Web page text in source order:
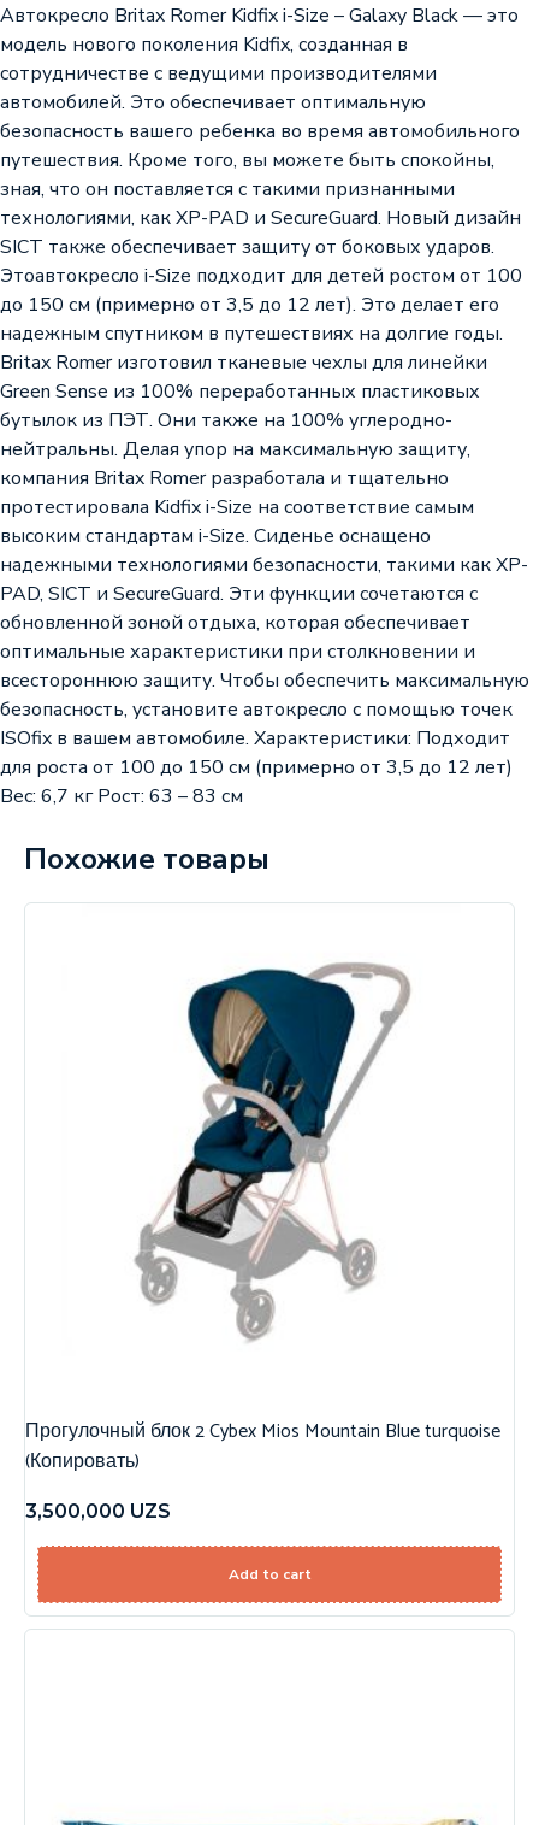
Автокресло Britax Romer Kidfix i-Size – Galaxy Black — это
модель нового поколения Kidfix, созданная в
сотрудничестве с ведущими производителями
автомобилей. Это обеспечивает оптимальную
безопасность вашего ребенка во время автомобильного
путешествия. Кроме того, вы можете быть спокойны,
зная, что он поставляется с такими признанными
технологиями, как XP-PAD и SecureGuard. Новый дизайн
SICT также обеспечивает защиту от боковых ударов.
Этоавтокресло i-Size подходит для детей ростом от 100
до 150 см (примерно от 3,5 до 12 лет). Это делает его
надежным спутником в путешествиях на долгие годы.
Britax Romer изготовил тканевые чехлы для линейки
Green Sense из 100% переработанных пластиковых
бутылок из ПЭТ. Они также на 100% углеродно-
нейтральны. Делая упор на максимальную защиту,
компания Britax Romer разработала и тщательно
протестировала Kidfix i-Size на соответствие самым
высоким стандартам i-Size. Сиденье оснащено
надежными технологиями безопасности, такими как XP-
PAD, SICT и SecureGuard. Эти функции сочетаются с
обновленной зоной отдыха, которая обеспечивает
оптимальные характеристики при столкновении и
всестороннюю защиту. Чтобы обеспечить максимальную
безопасность, установите автокресло с помощью точек
ISOfix в вашем автомобиле. Характеристики: Подходит
для роста от 100 до 150 см (примерно от 3,5 до 12 лет)
Вес: 6,7 кг Рост: 63 – 83 см
Похожие товары
Прогулочный блок 2 Cybex Mios Mountain Blue turquoise
(Копировать)
3,500,000 UZS
Add to cart